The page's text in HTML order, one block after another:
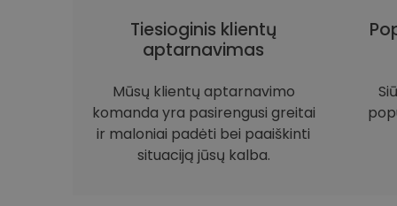
Tiesioginis klientų
aptarnavimas
Mūsų klientų aptarnavimo
komanda yra pasirengusi greitai
ir maloniai padėti bei paaiškinti
situaciją jūsų kalba.